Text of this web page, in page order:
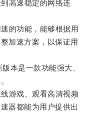
高速稳定的网络连
的功能，能够根据用
加速方案，以保证用
本是一款功能强大、
游戏、观看高清视频
器都能为用户提供出